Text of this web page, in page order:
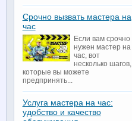
Срочно вызвать мастера на
час
Если вам срочно
нужен мастер на
час, вот
несколько шагов,
которые вы можете
предпринять...
Услуга мастера на час:
удобство и качество